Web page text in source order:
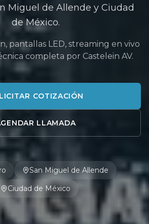
Miguel de Allende y Ciudad
de México.
pantallas LED, streaming en vivo
completa por Castelein AV.
COTIZACIÓN
LLAMADA
San Miguel de Allende
Ciudad de México